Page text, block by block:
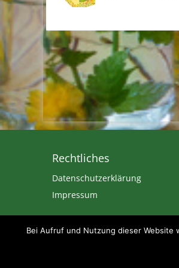
Rechtliches
Datenschutzerklärung
Impressum
Bei Aufruf und Nutzung dieser Website